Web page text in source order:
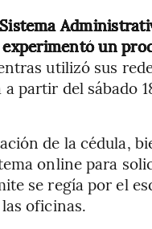
un
utilizó sus
partir del sábado
de la cédula,
online para
se regía por el
oficinas.